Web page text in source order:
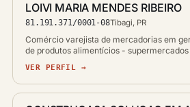
LOIVI MARIA MENDES RIBEIRO
81.191.371/0001-08Tibagi, PR
Comércio varejista de mercadorias em
de produtos alimentícios - supermercados
VER PERFIL →